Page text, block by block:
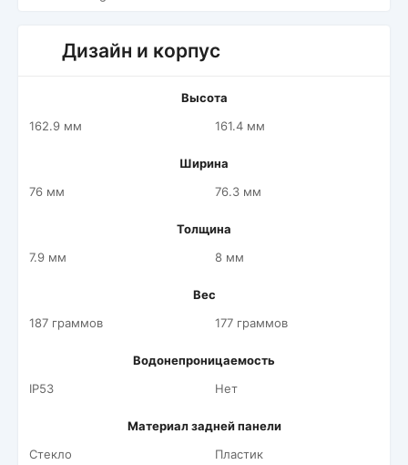
Дизайн и корпус
Высота
162.9 мм
161.4 мм
Ширина
76 мм
76.3 мм
Толщина
7.9 мм
8 мм
Вес
187 граммов
177 граммов
Водонепроницаемость
IP53
Нет
Материал задней панели
Стекло
Пластик